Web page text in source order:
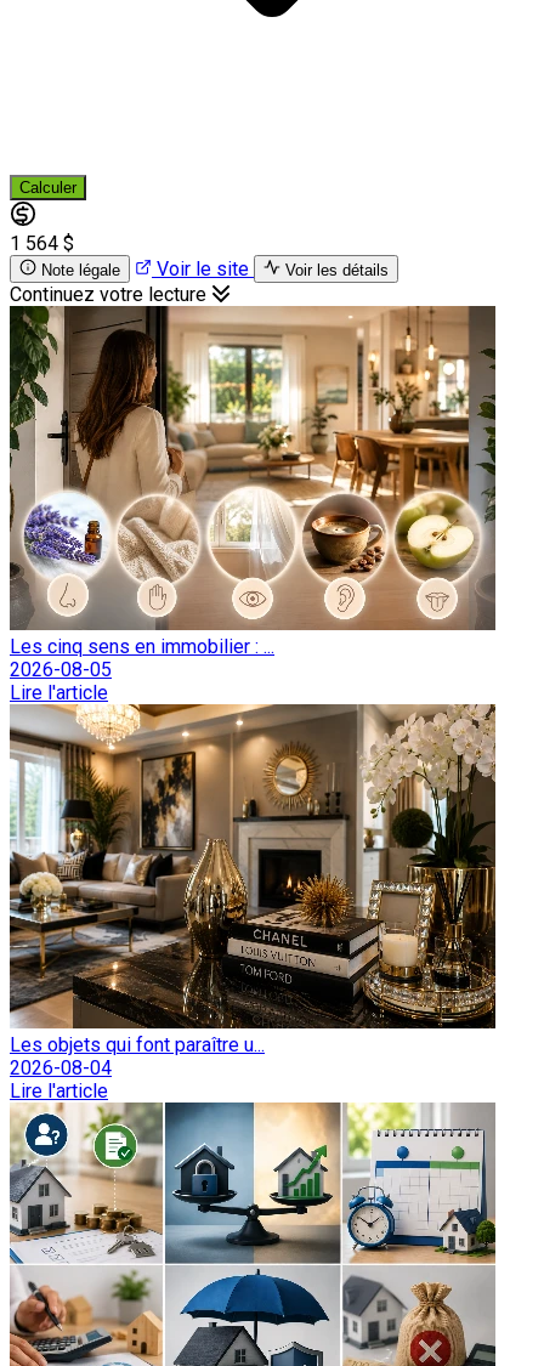
Calculer
1 564 $
Note légale Voir le site Voir les détails
Continuez votre lecture
Les cinq sens en immobilier : ...
2026-08-05
Lire l'article
Les objets qui font paraître u...
2026-08-04
Lire l'article